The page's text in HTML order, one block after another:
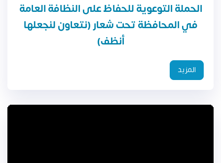
الحملة التوعوية للحفاظ على النظافة العامة
في المحافظة تحت شعار (نتعاون لنجعلها
أنظف)
المزيد